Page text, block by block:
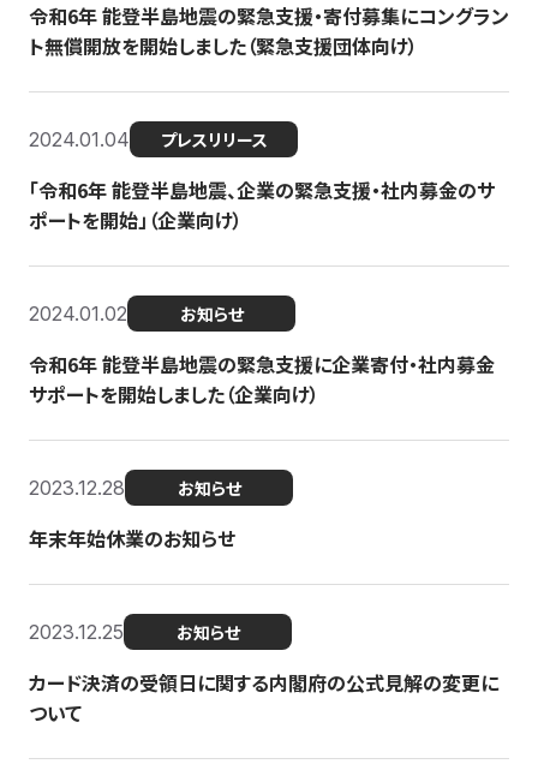
令和6年 能登半島地震の緊急支援・寄付募集にコングラン
ト無償開放を開始しました（緊急支援団体向け）
2024.01.04 プレスリリース
「令和6年 能登半島地震、企業の緊急支援・社内募金のサ
ポートを開始」（企業向け）
2024.01.02 お知らせ
令和6年 能登半島地震の緊急支援に企業寄付・社内募金
サポートを開始しました（企業向け）
2023.12.28 お知らせ
年末年始休業のお知らせ
2023.12.25 お知らせ
カード決済の受領日に関する内閣府の公式見解の変更に
ついて